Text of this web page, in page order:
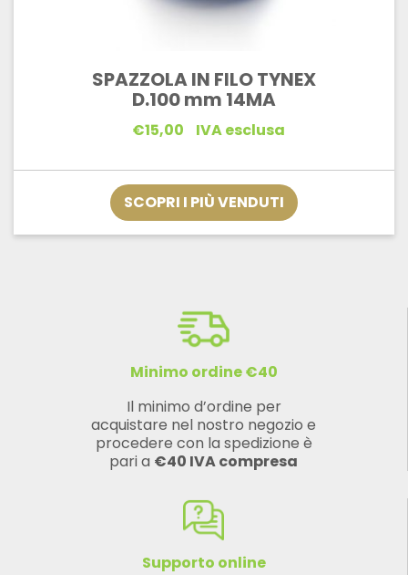
SPAZZOLA IN FILO TYNEX
D.100 mm 14MA
€15,00 IVA esclusa
SCOPRI I PIÙ VENDUTI
Minimo ordine €40
Il minimo d’ordine per
acquistare nel nostro negozio e
procedere con la spedizione è
pari a €40 IVA compresa
Supporto online